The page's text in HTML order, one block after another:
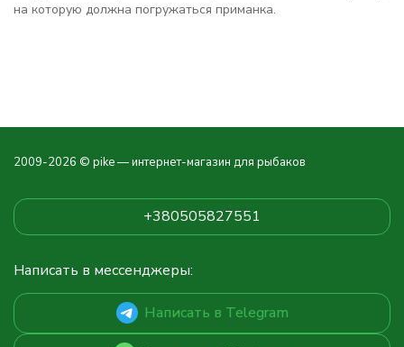
на которую должна погружаться приманка.
2009-2026 © pike — интернет-магазин для рыбаков
+380505827551
Написать в мессенджеры:
Написать в Telegram